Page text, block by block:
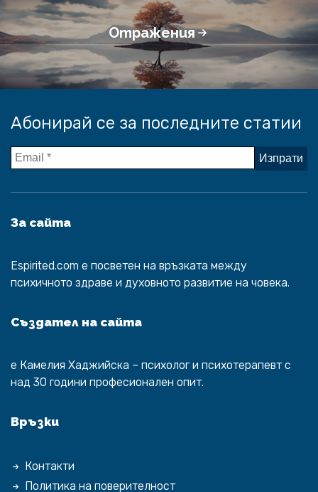
Отражения
Абонирай се за последните статии
За сайта
Espirited.com e посветен на връзката между
психичното здраве и духовното развитие на човека.
Създател на сайта
е Камелия Хаджийска – психолог и психотерапевт с
над 30 години професионален опит.
Връзки
Контакти
Политика на поверителност